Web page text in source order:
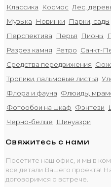
Классика
Космос Лес,
Музыка
Новинки Парки, сады
Перспектива
Перья Пионы
Разрез камня
Ретро Санкт-
Средства передвижения
Тропики, пальмовые листья
Флора и фауна Флюиды,
Фотообои на шкаф Фэнтези
Черно-белые
Шинуазри
Свяжитесь с нами
Посетите наш офис, и мы в
все детали Вашего проекта!
договоримся о встрече.